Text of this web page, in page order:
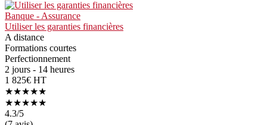
Banque - Assurance
Utiliser les garanties financières
A distance
Formations courtes
Perfectionnement
2 jours - 14 heures
1 825€ HT
★★★★★
★★★★★
4.3/5